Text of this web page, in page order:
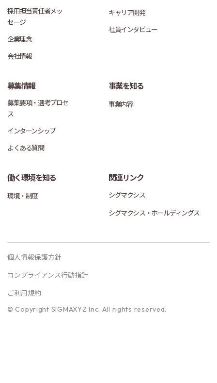
採用担当責任者メッ
セージ
企業理念
会社情報
キャリア開発
社員インタビュー
募集情報
募集要項・選考プロセ
ス
インターンシップ
よくある質問
事業を知る
事業内容
働く環境を知る
環境・制度
関連リンク
シグマクシス
シグマクシス・ホールディングス
© Copyright SIGMAXYZ Inc. All rights reserved.
個人情報保護方針
コンプライアンス行動指針
ご利用規約